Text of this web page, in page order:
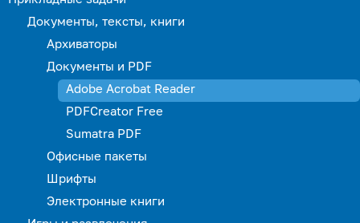
Документы, тексты, книги
Архиваторы
Документы и PDF
Adobe Acrobat Reader
PDFCreator Free
Sumatra PDF
Офисные пакеты
Шрифты
Электронные книги